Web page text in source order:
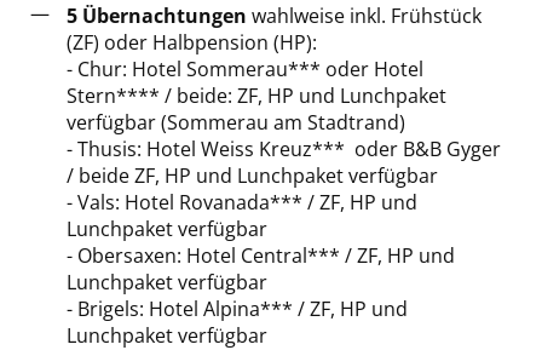
5 Übernachtungen wahlweise inkl. Frühstück
(ZF) oder Halbpension (HP):
- Chur: Hotel Sommerau*** oder Hotel
Stern**** / beide: ZF, HP und Lunchpaket
verfügbar (Sommerau am Stadtrand)
- Thusis: Hotel Weiss Kreuz*** oder B&B Gyger
/ beide ZF, HP und Lunchpaket verfügbar
- Vals: Hotel Rovanada*** / ZF, HP und
Lunchpaket verfügbar
- Obersaxen: Hotel Central*** / ZF, HP und
Lunchpaket verfügbar
- Brigels: Hotel Alpina*** / ZF, HP und
Lunchpaket verfügbar